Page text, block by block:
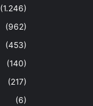
(1.246)
(962)
(453)
(140)
(217)
(6)